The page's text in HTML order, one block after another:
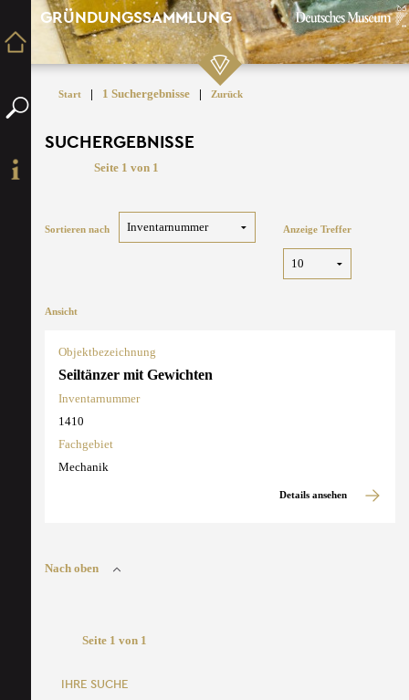
GRÜNDUNGSSAMMLUNG
Start | 1 Suchergebnisse | Zurück
SUCHERGEBNISSE
Seite 1 von 1
Sortieren nach Anzeige Treffer
Ansicht
Objektbezeichnung
Seiltänzer mit Gewichten
Inventarnummer
1410
Fachgebiet
Mechanik
Details ansehen
Nach oben
Seite 1 von 1
IHRE SUCHE